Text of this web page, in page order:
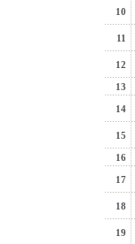
10
11
12
13
14
15
16
17
18
19